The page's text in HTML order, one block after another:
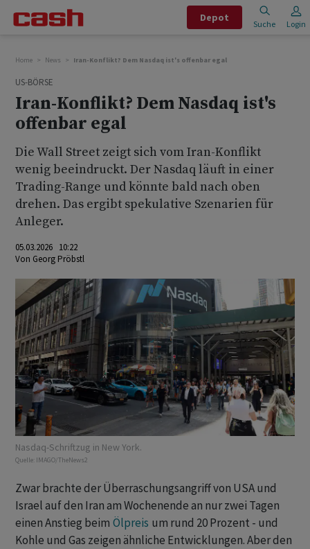
Depot
Suche Login
Home News Iran-Konflikt? Dem Nasdaq ist's offenbar egal
US-BÖRSE
Iran-Konflikt? Dem Nasdaq ist's
offenbar egal
Die Wall Street zeigt sich vom Iran-Konflikt
wenig beeindruckt. Der Nasdaq läuft in einer
Trading-Range und könnte bald nach oben
drehen. Das ergibt spekulative Szenarien für
Anleger.
05.03.2026 10:22
Von Georg Pröbstl
Nasdaq-Schriftzug in New York.
Quelle: IMAGO/TheNews2
Zwar brachte der Überraschungsangriff von USA und
Israel auf den Iran am Wochenende an nur zwei Tagen
einen Anstieg beim Ölpreis um rund 20 Prozent - und
Kohle und Gas zeigen ähnliche Entwicklungen. Aber den